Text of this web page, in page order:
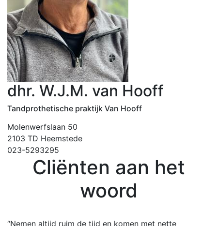
dhr. W.J.M. van Hooff
Tandprothetische praktijk Van Hooff
Molenwerfslaan 50
2103 TD Heemstede
023-5293295
Cliënten aan het
woord
“Nemen altijd ruim de tijd en komen met nette